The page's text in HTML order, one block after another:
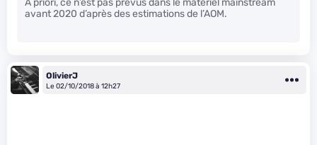
A priori, ce n’est pas prévus dans le matériel mainstream
avant 2020 d’après des estimations de l’AOM.
OlivierJ
Le 02/10/2018 à 12h27